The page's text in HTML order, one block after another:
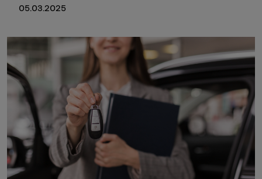
05.03.2025